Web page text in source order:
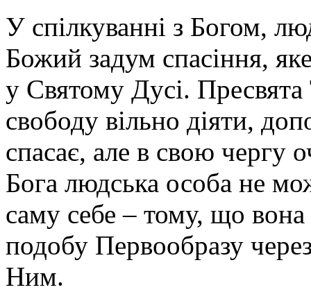
У спілкуванні з Богом,
Божий задум спасіння,
у Святому Дусі.
свободу вільно діяти,
спасає, але в свою чергу
Бога людська особа не
саму себе – тому, що
подобу Первообразу
Ним.